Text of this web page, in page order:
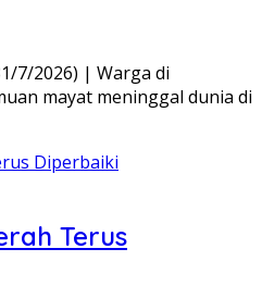
7/2026) | Warga di
mayat meninggal dunia di
Terus